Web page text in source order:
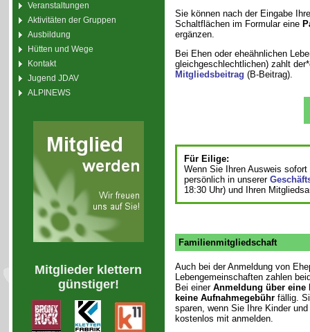
Veranstaltungen
Aktivitäten der Gruppen
Ausbildung
Hütten und Wege
Kontakt
Jugend JDAV
ALPINEWS
Mitglieder klettern
günstiger!
Sie können nach der Eingabe
Schaltflächen im Formular eine
ergänzen.
Bei Ehen oder eheähnlichen
gleichgeschlechtlichen) zahlt
Mitgliedsbeitrag (B-Beitrag).
Für Eilige:
Wenn Sie Ihren Ausweis
persönlich in unserer
18:30 Uhr) und Ihren
Familienmitgliedschaft
Auch bei der Anmeldung von
Lebengemeinschaften zahlen
Bei einer Anmeldung über
keine Aufnahmegebührfällig.
sparen, wenn Sie Ihre Kinder
kostenlos mit anmelden.